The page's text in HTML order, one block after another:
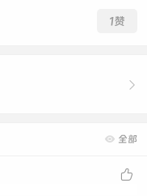
1赞

 全部
